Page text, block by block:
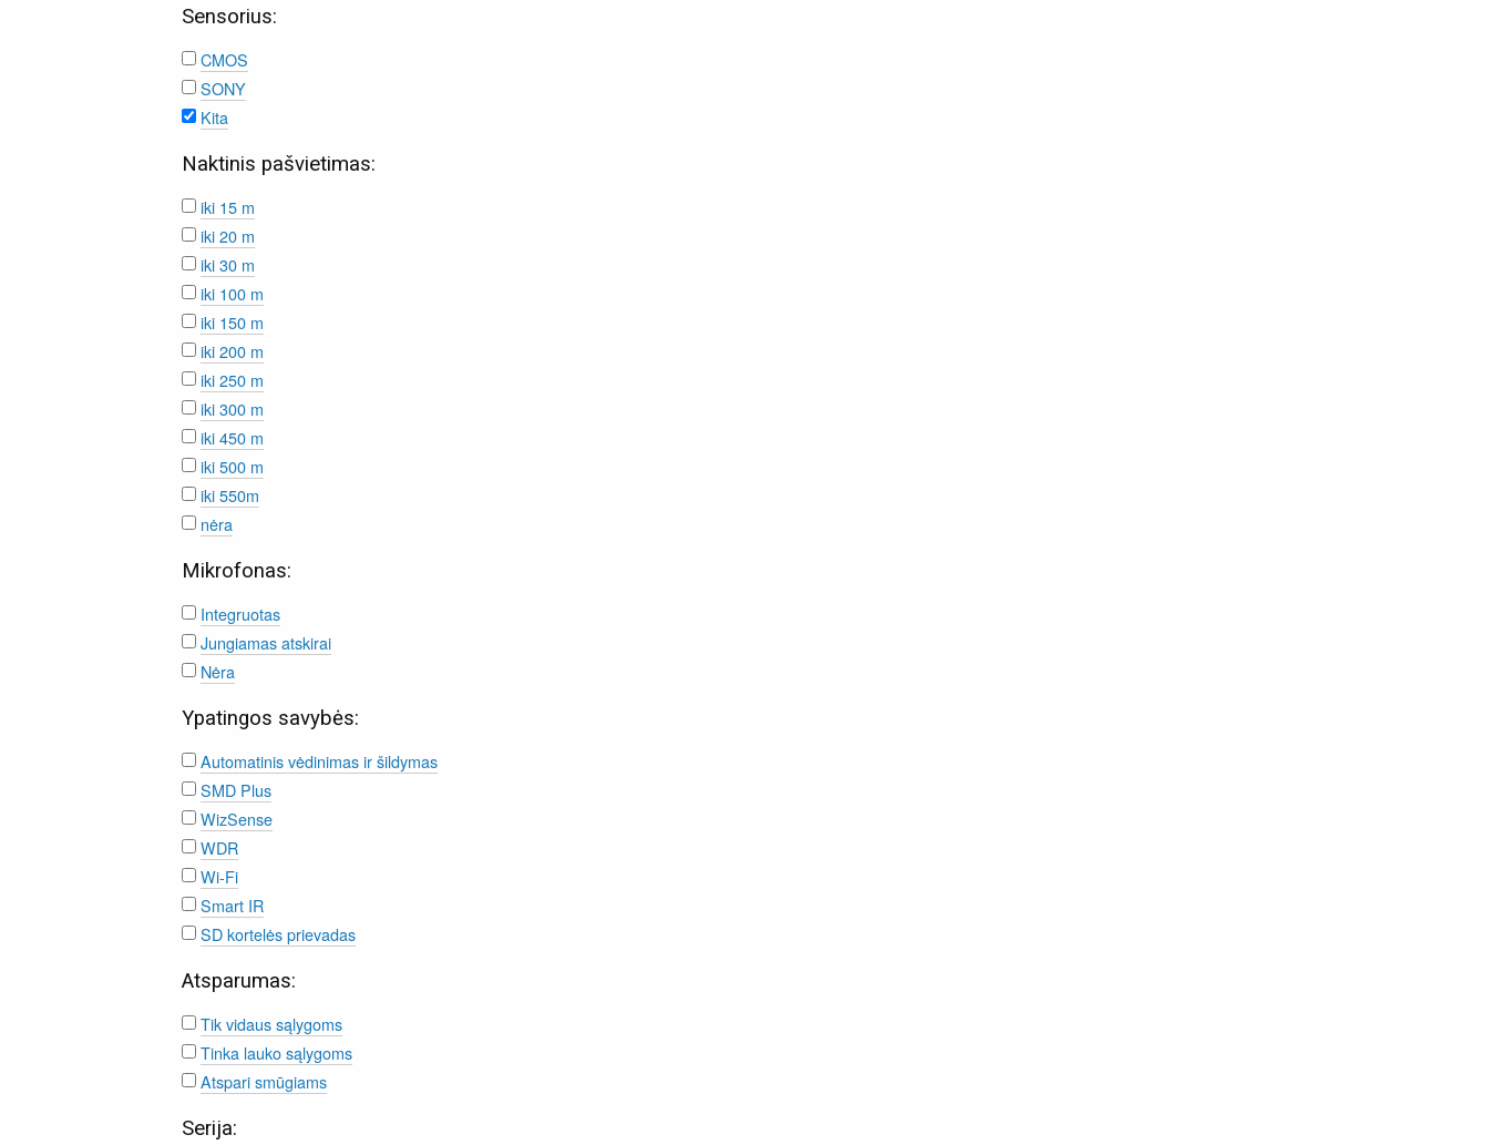
Sensorius:
CMOS
SONY
Kita
Naktinis pašvietimas:
iki 15 m
iki 20 m
iki 30 m
iki 100 m
iki 150 m
iki 200 m
iki 250 m
iki 300 m
iki 450 m
iki 500 m
iki 550m
nėra
Mikrofonas:
Integruotas
Jungiamas atskirai
Nėra
Ypatingos savybės:
Automatinis vėdinimas ir šildymas
SMD Plus
WizSense
WDR
Wi-Fi
Smart IR
SD kortelės prievadas
Atsparumas:
Tik vidaus sąlygoms
Tinka lauko sąlygoms
Atspari smūgiams
Serija: